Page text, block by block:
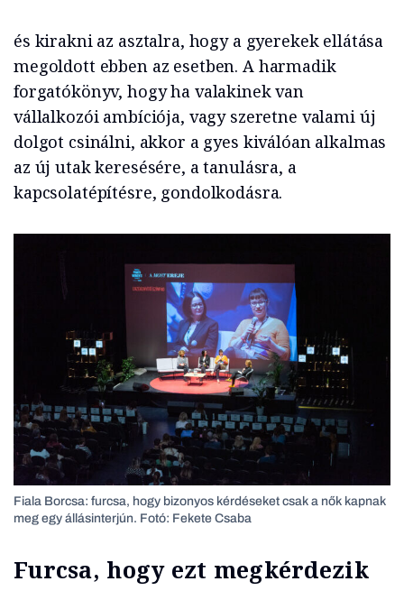
és kirakni az asztalra, hogy a gyerekek ellátása
megoldott ebben az esetben. A harmadik
forgatókönyv, hogy ha valakinek van
vállalkozói ambíciója, vagy szeretne valami új
dolgot csinálni, akkor a gyes kiválóan alkalmas
az új utak keresésére, a tanulásra, a
kapcsolatépítésre, gondolkodásra.
Fiala Borcsa: furcsa, hogy bizonyos kérdéseket csak a nők kapnak
meg egy állásinterjún. Fotó: Fekete Csaba
Furcsa, hogy ezt megkérdezik